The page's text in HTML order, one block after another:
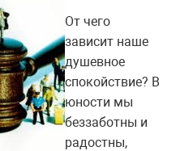
От чего
зависит наше
душевное
спокойствие? В
юности мы
беззаботны и
радостны,